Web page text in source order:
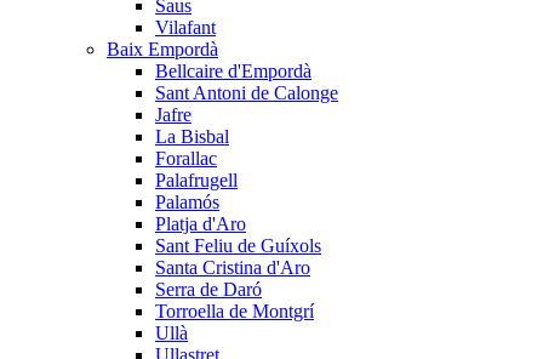
Saus
Vilafant
Baix Empordà
Bellcaire d'Empordà
Sant Antoni de Calonge
Jafre
La Bisbal
Forallac
Palafrugell
Palamós
Platja d'Aro
Sant Feliu de Guíxols
Santa Cristina d'Aro
Serra de Daró
Torroella de Montgrí
Ullà
Ullastret